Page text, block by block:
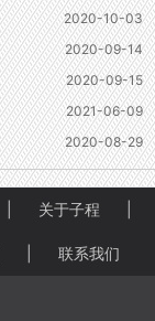
2020-10-03
2020-09-14
2020-09-15
2021-06-09
2020-08-29
关于子程
联系我们